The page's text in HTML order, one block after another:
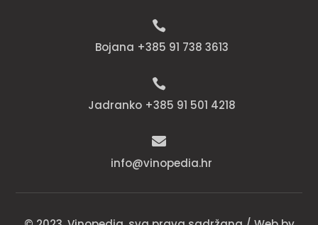

Bojana +385 91 738 3613

Jadranko +385 91 501 4218

info@vinopedia.hr